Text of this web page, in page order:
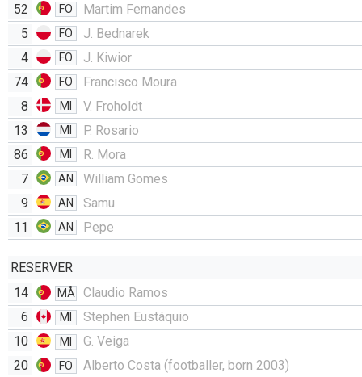
52
FO
Martim Fernandes
5
FO
J. Bednarek
4
FO
J. Kiwior
74
FO
Francisco Moura
8
MI
V. Froholdt
13
MI
P. Rosario
86
MI
R. Mora
7
AN
William Gomes
9
AN
Samu
11
AN Pepe
RESERVER
14
MÅ
Claudio Ramos
6
MI
Stephen Eustáquio
10
MI
G. Veiga
20
FO
Alberto Costa (footballer, born 2003)